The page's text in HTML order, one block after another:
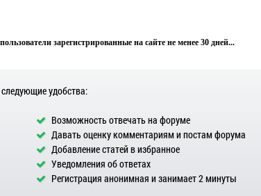
зарегистрированные на сайте не менее 30 дней...
удобства:
Возможность отвечать на форуме
Давать оценку комментариям и постам форума
Добавление статей в избранное
Уведомления об ответах
Регистрация анонимная и занимает 2 минуты